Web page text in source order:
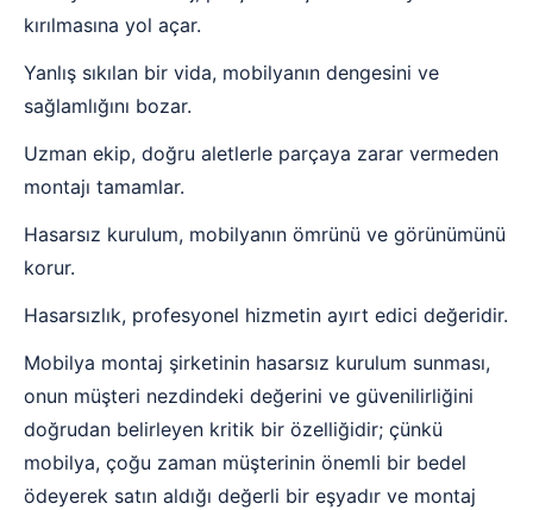
kırılmasına yol açar.
Yanlış sıkılan bir vida, mobilyanın dengesini ve
sağlamlığını bozar.
Uzman ekip, doğru aletlerle parçaya zarar vermeden
montajı tamamlar.
Hasarsız kurulum, mobilyanın ömrünü ve görünümünü
korur.
Hasarsızlık, profesyonel hizmetin ayırt edici değeridir.
Mobilya montaj şirketinin hasarsız kurulum sunması,
onun müşteri nezdindeki değerini ve güvenilirliğini
doğrudan belirleyen kritik bir özelliğidir; çünkü
mobilya, çoğu zaman müşterinin önemli bir bedel
ödeyerek satın aldığı değerli bir eşyadır ve montaj